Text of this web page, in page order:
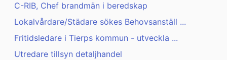
C-RIB, Chef brandmän i beredskap
Lokalvårdare/Städare sökes Behovsanställ ...
Fritidsledare i Tierps kommun - utveckla ...
Utredare tillsyn detaljhandel